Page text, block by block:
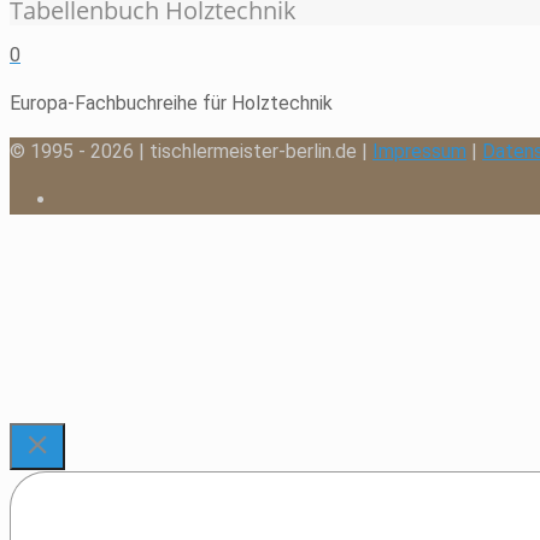
Tabellenbuch Holztechnik
0
Europa-Fachbuchreihe für Holztechnik
© 1995 - 2026 | tischlermeister-berlin.de | Impressum